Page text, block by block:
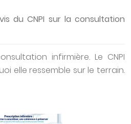
du CNPI sur la consultation
infirmière. Le CNPI
elle ressemble sur le terrain.